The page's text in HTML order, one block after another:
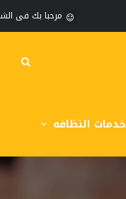
مرحبا بك فى
خدمات النظافه